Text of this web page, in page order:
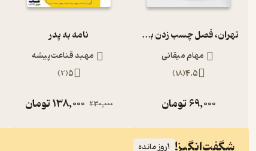
تهران، فصل چسب زدن به شیشه‌ها (قسمت دوم)
مهام میقانی
4.5
(
18
)
69,000تومان
نامه به پدر
مهبد قناعت‌پیشه
5
(
2
)
230,000
138,000تومان
شگفت‌انگیز! 1روز مانده